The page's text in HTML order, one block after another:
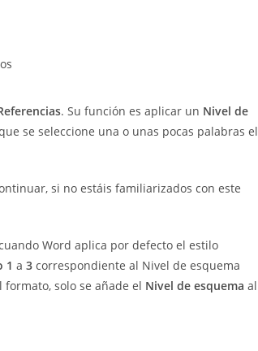
. Su función es aplicar un Nivel de
se seleccione una o unas pocas palabras el
si no estáis familiarizados con este
Word aplica por defecto el estilo
1 a 3 correspondiente al Nivel de esquema
solo se añade el Nivel de esquema al